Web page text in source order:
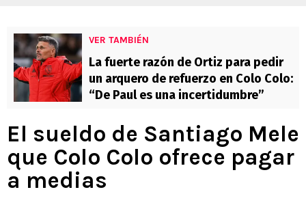
VER TAMBIÉN
La fuerte razón de Ortiz para pedir
un arquero de refuerzo en Colo Colo:
“De Paul es una incertidumbre”
El sueldo de Santiago Mele
que Colo Colo ofrece pagar
a medias